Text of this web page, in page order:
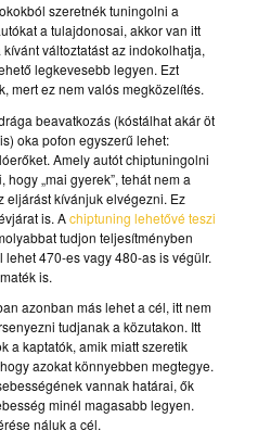
szeretnék tuningolni a
a tulajdonosai, akkor van itt
változtatást az indokolhatja,
legkevesebb legyen. Ezt
mert ez nem valós megközelítés.
beavatkozás (kóstálhat akár öt
oka pofon egyszerű lehet:
Amely autót chiptuningolni
„mai gyerek”, tehát nem a
eljárást kívánjuk elvégezni. Ez
is. Achiptuning lehetővé teszi
tudjon teljesítményben
470-es vagy 480-as is végülr.
is.
azonban más lehet a cél, itt nem
tudjanak a közutakon. Itt
a kaptatók, amik miatt szeretik
azokat könnyebben megtegye.
vannak határai, ők
minél magasabb legyen.
náluk a cél.